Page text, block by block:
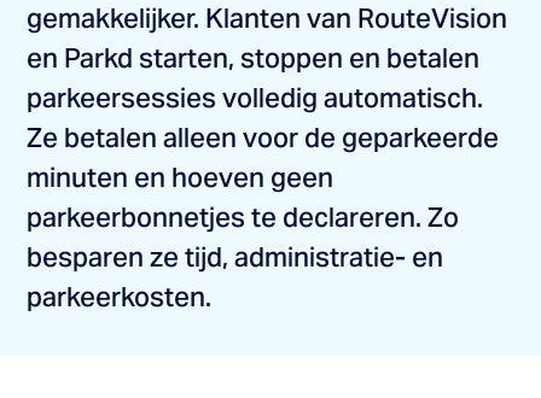
gemakkelijker. Klanten van RouteVision
en Parkd starten, stoppen en betalen
parkeersessies volledig automatisch.
Ze betalen alleen voor de geparkeerde
minuten en hoeven geen
parkeerbonnetjes te declareren. Zo
besparen ze tijd, administratie- en
parkeerkosten.